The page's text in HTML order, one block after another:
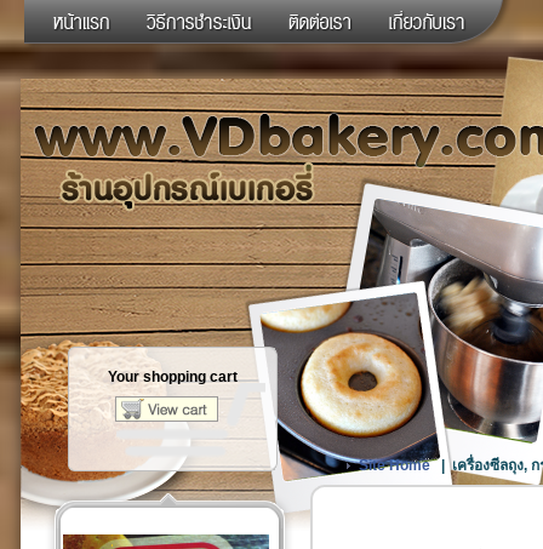
Your shopping cart
Site Home|เครื่องซีลถุง,